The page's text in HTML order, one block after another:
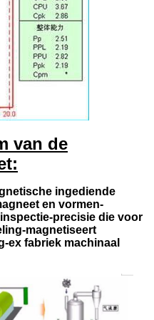
van de
ingediende
en vormen-
precisie die voor
magnetiseert
ex fabriek machinaal